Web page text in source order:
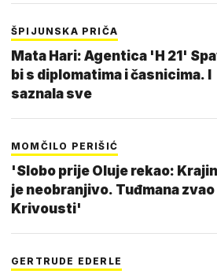
ŠPIJUNSKA PRIČA
Mata Hari: Agentica 'H 21'
bi s diplomatima i časnicima. I
saznala sve
MOMČILO PERIŠIĆ
'Slobo prije Oluje rekao:
je neobranjivo. Tuđmana zvao
Krivousti'
GERTRUDE EDERLE